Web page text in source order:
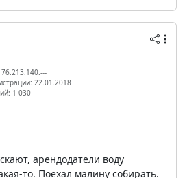
22.01.2018
1 030
арендодатели воду
то. Поехал малину собирать.